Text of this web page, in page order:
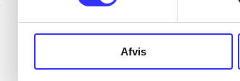
Afvis
...
...